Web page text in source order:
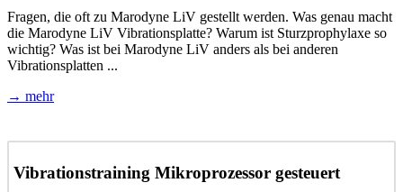
Fragen, die oft zu Marodyne LiV gestellt werden. Was genau macht
die Marodyne LiV Vibrationsplatte? Warum ist Sturzprophylaxe so
wichtig? Was ist bei Marodyne LiV anders als bei anderen
Vibrationsplatten ...
→ mehr
Vibrationstraining Mikroprozessor gesteuert